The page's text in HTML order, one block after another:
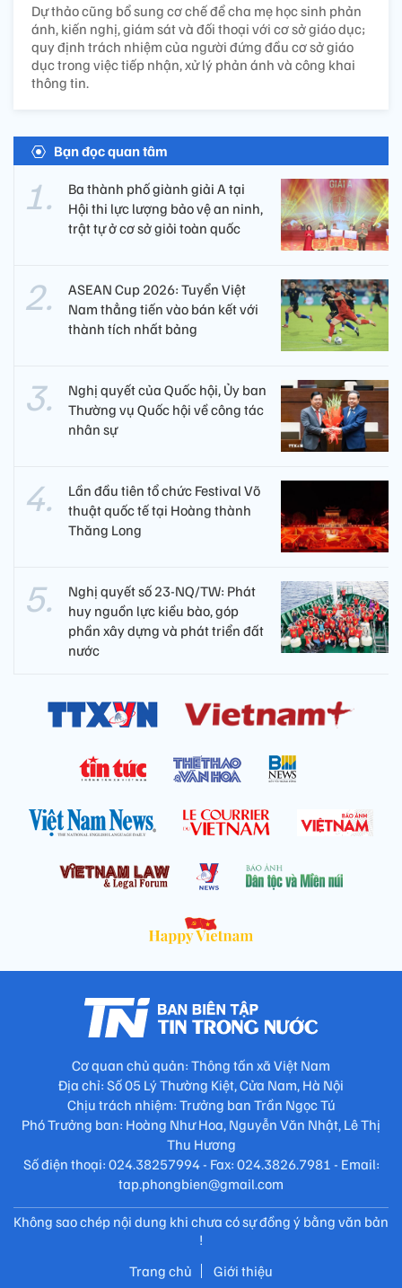
Dự thảo cũng bổ sung cơ chế để cha mẹ học sinh phản
ánh, kiến nghị, giám sát và đối thoại với cơ sở giáo dục;
quy định trách nhiệm của người đứng đầu cơ sở giáo
dục trong việc tiếp nhận, xử lý phản ánh và công khai
thông tin.
Bạn đọc quan tâm
Ba thành phố giành giải A tại
Hội thi lực lượng bảo vệ an ninh,
trật tự ở cơ sở giỏi toàn quốc
ASEAN Cup 2026: Tuyển Việt
Nam thẳng tiến vào bán kết với
thành tích nhất bảng
Nghị quyết của Quốc hội, Ủy ban
Thường vụ Quốc hội về công tác
nhân sự
Lần đầu tiên tổ chức Festival Võ
thuật quốc tế tại Hoàng thành
Thăng Long
Nghị quyết số 23-NQ/TW: Phát
huy nguồn lực kiều bào, góp
phần xây dựng và phát triển đất
nước
Cơ quan chủ quản: Thông tấn xã Việt Nam
Địa chỉ: Số 05 Lý Thường Kiệt, Cửa Nam, Hà Nội
Chịu trách nhiệm: Trưởng ban Trần Ngọc Tú
Phó Trưởng ban: Hoàng Như Hoa, Nguyễn Văn Nhật, Lê Thị
Thu Hương
Số điện thoại: 024.38257994 - Fax: 024.3826.7981 - Email:
tap.phongbien@gmail.com
Không sao chép nội dung khi chưa có sự đồng ý bằng văn bản
!
Trang chủ
Giới thiệu